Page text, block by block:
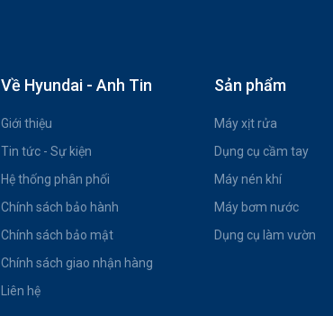
Về Hyundai - Anh Tin
Giới thiệu
Tin tức - Sự kiện
Hệ thống phân phối
Chính sách bảo hành
Chính sách bảo mật
Chính sách giao nhận hàng
Liên hệ
Sản phẩm
Máy xịt rửa
Dụng cụ cầm tay
Máy nén khí
Máy bơm nước
Dụng cụ làm vườn